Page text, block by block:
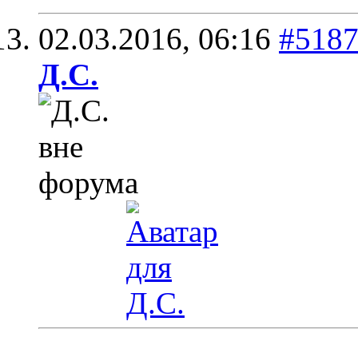
02.03.2016, 06:16 #5187
Д.С.